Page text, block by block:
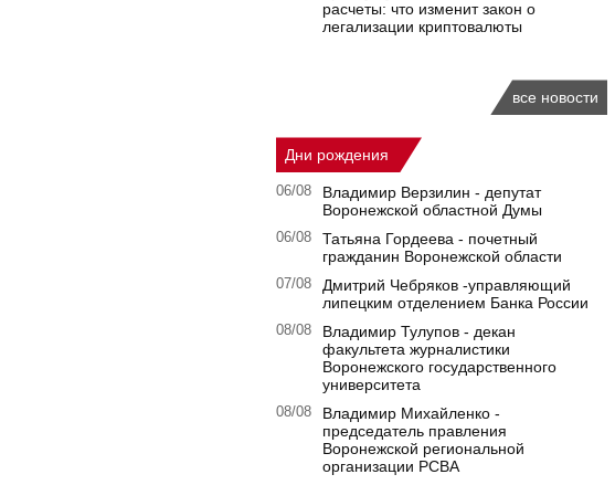
расчеты: что изменит закон о
легализации криптовалюты
все новости
Дни рождения
06/08
Владимир Верзилин - депутат
Воронежской областной Думы
06/08
Татьяна Гордеева - почетный
гражданин Воронежской области
07/08
Дмитрий Чебряков -управляющий
липецким отделением Банка России
08/08
Владимир Тулупов - декан
факультета журналистики
Воронежского государственного
университета
08/08
Владимир Михайленко -
председатель правления
Воронежской региональной
организации РСВА